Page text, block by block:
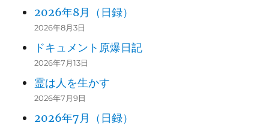
2026年8月（日録）
2026年8月3日
ドキュメント原爆日記
2026年7月13日
霊は人を生かす
2026年7月9日
2026年7月（日録）